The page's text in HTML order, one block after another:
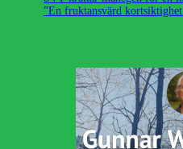
”En fruktansvärd